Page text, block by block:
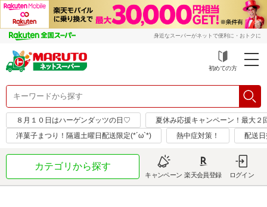
身近なスーパーがネットで便利に・おトクに
初めての方
８月１０日はハーゲンダッツの日♡
夏休み応援キャンペーン！最大２
洋菓子まつり！隔週土曜日配送限定(*´ω`*)
熱中症対策！ 配送
カテゴリから探す
キャンペーン 楽天会員登録 ログイン